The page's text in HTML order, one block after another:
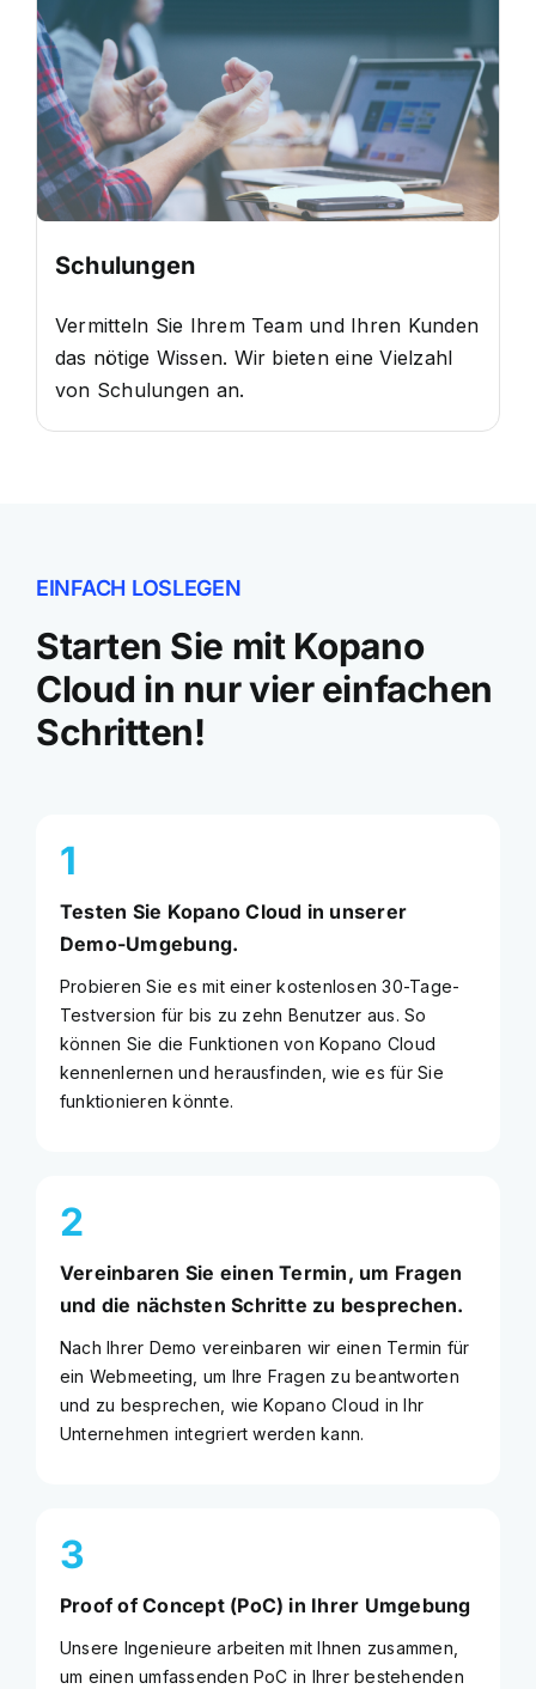
Schulungen
Vermitteln Sie Ihrem Team und Ihren Kunden
das nötige Wissen. Wir bieten eine Vielzahl
von Schulungen an.
EINFACH LOSLEGEN
Starten Sie mit Kopano
Cloud in nur vier einfachen
Schritten!
1
Testen Sie Kopano Cloud in unserer
Demo-Umgebung.
Probieren Sie es mit einer kostenlosen 30-Tage-
Testversion für bis zu zehn Benutzer aus. So
können Sie die Funktionen von Kopano Cloud
kennenlernen und herausfinden, wie es für Sie
funktionieren könnte.
2
Vereinbaren Sie einen Termin, um Fragen
und die nächsten Schritte zu besprechen.
Nach Ihrer Demo vereinbaren wir einen Termin für
ein Webmeeting, um Ihre Fragen zu beantworten
und zu besprechen, wie Kopano Cloud in Ihr
Unternehmen integriert werden kann.
3
Proof of Concept (PoC) in Ihrer Umgebung
Unsere Ingenieure arbeiten mit Ihnen zusammen,
um einen umfassenden PoC in Ihrer bestehenden